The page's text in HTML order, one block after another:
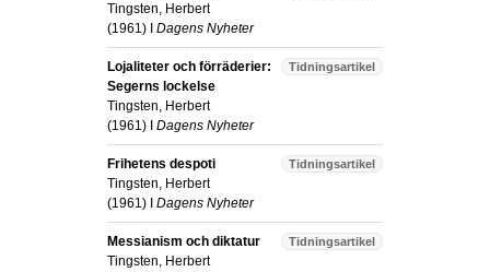
Tingsten, Herbert
(1961) I Dagens Nyheter
Tidningsartikel
Lojaliteter och förräderier:
Segerns lockelse
Tingsten, Herbert
(1961) I Dagens Nyheter
Tidningsartikel
Frihetens despoti
Tingsten, Herbert
(1961) I Dagens Nyheter
Tidningsartikel
Messianism och diktatur
Tingsten, Herbert